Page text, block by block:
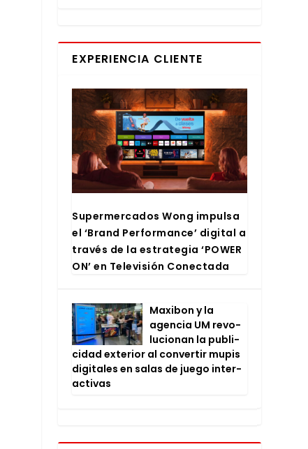
EXPERIENCIA CLIENTE
Super­mer­ca­dos Wong impul­sa
el ‘Brand Per­for­man­ce’ digi­tal a
tra­vés de la estra­te­gia ‘POWER
ON’ en Tele­vi­sión Conec­ta­da
Maxi­bon y la
agen­cia UM revo­
lu­cio­nan la publi­
ci­dad exte­rior al con­ver­tir mupis
digi­ta­les en salas de jue­go inter­
ac­ti­vas